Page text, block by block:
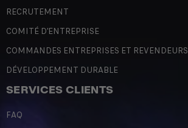
RECRUTEMENT
COMITÉ D'ENTREPRISE
COMMANDES ENTREPRISES ET REVENDEURS
DÉVELOPPEMENT DURABLE
SERVICES CLIENTS
FAQ